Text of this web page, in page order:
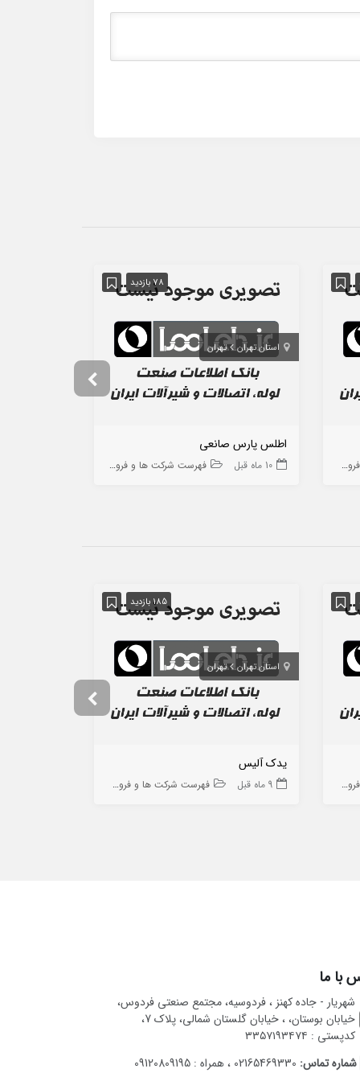
ها
78 بازدید
استان تهران تهران
اطلس پارس صانعی
10 ماه قبل فهرست شرکت ها و فروشگاه ها
ها
185 بازدید
استان تهران تهران
یدک آلیس
9 ماه قبل فهرست شرکت ها و فروشگاه ها
با ما
شهریار - جاده کهنز ، فردوسیه، مجتمع صنعتی فردوس،
خیابان بوستان، ، خیابان گلستان شمالی، پلاک 7،
کدپستی : ۳۳۵۷۱۹۳۴۷۴
شماره تماس: 02165469330 ، همراه : 09120809195